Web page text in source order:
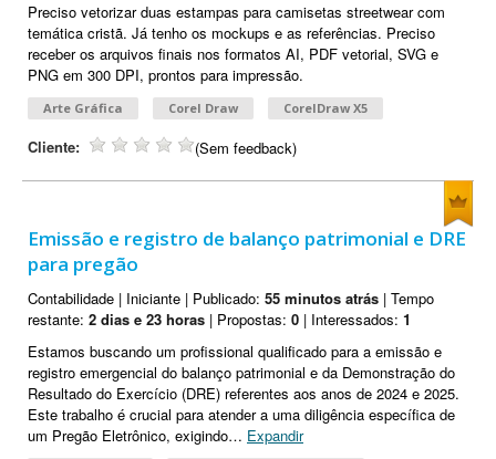
Preciso vetorizar duas estampas para camisetas streetwear com
temática cristã. Já tenho os mockups e as referências. Preciso
receber os arquivos finais nos formatos AI, PDF vetorial, SVG e
PNG em 300 DPI, prontos para impressão.
Arte Gráfica Corel Draw CorelDraw X5
Cliente: (Sem feedback)
Emissão e registro de balanço patrimonial e DRE
para pregão
Contabilidade | Iniciante | Publicado: 55 minutos atrás | Tempo
restante: 2 dias e 23 horas | Propostas: 0 | Interessados: 1
Estamos buscando um profissional qualificado para a emissão e
registro emergencial do balanço patrimonial e da Demonstração do
Resultado do Exercício (DRE) referentes aos anos de 2024 e 2025.
Este trabalho é crucial para atender a uma diligência específica de
um Pregão Eletrônico, exigindo… Expandir